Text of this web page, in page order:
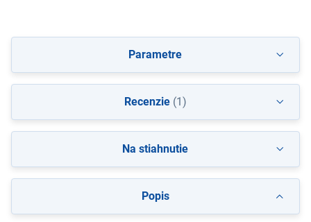
Popis
Parametre
Recenzie(1)
Na stiahnutie